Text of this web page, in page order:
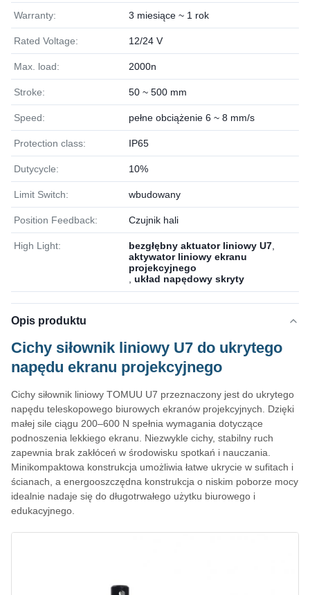
Warranty: 3 miesiące ~ 1 rok
Rated Voltage: 12/24 V
Max. load: 2000n
Stroke: 50 ~ 500 mm
Speed: pełne obciążenie 6 ~ 8 mm/s
Protection class: IP65
Dutycycle: 10%
Limit Switch: wbudowany
Position Feedback: Czujnik hali
High Light: bezgłębny aktuator liniowy U7
aktywator liniowy ekranu
projekcyjnego
układ napędowy skryty
Opis produktu
Cichy siłownik liniowy U7 do ukrytego
napędu ekranu projekcyjnego
Cichy siłownik liniowy TOMUU U7 przeznaczony jest do ukrytego
napędu teleskopowego biurowych ekranów projekcyjnych. Dzięki
małej sile ciągu 200–600 N spełnia wymagania dotyczące
podnoszenia lekkiego ekranu. Niezwykle cichy, stabilny ruch
zapewnia brak zakłóceń w środowisku spotkań i nauczania.
Minikompaktowa konstrukcja umożliwia łatwe ukrycie w sufitach i
ścianach, a energooszczędna konstrukcja o niskim poborze mocy
idealnie nadaje się do długotrwałego użytku biurowego i
edukacyjnego.